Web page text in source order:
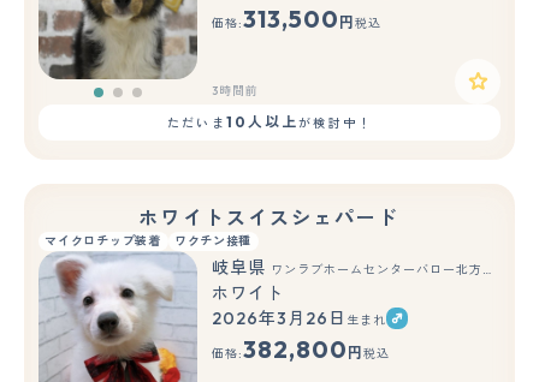
価格:313,500 円 税込
3時間前
ただいま 10人以上が検討中！
ホワイトスイスシェパード
マイクロチップ装着 ワクチン接種
もっと見る
岐阜県 ワンラブホームセンターバロー北方店(FC)
ホワイト
2026年3月26日 生まれ
価格:382,800 円 税込